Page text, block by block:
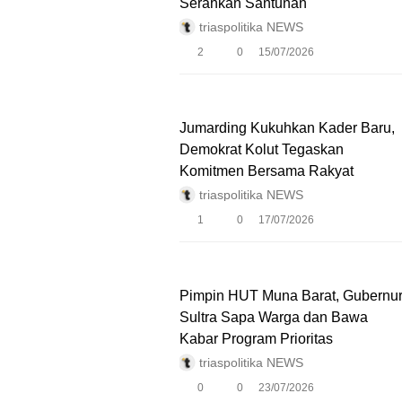
Serahkan Santunan
triaspolitika NEWS
2 0 15/07/2026
Jumarding Kukuhkan Kader Baru,
Demokrat Kolut Tegaskan
Komitmen Bersama Rakyat
triaspolitika NEWS
1 0 17/07/2026
Pimpin HUT Muna Barat, Gubernur
Sultra Sapa Warga dan Bawa
Kabar Program Prioritas
triaspolitika NEWS
0 0 23/07/2026